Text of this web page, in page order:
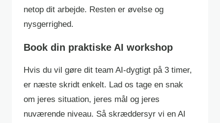
netop dit arbejde. Resten er øvelse og
nysgerrighed.
Book din praktiske AI workshop
Hvis du vil gøre dit team AI-dygtigt på 3 timer,
er næste skridt enkelt. Lad os tage en snak
om jeres situation, jeres mål og jeres
nuværende niveau. Så skræddersyr vi en AI